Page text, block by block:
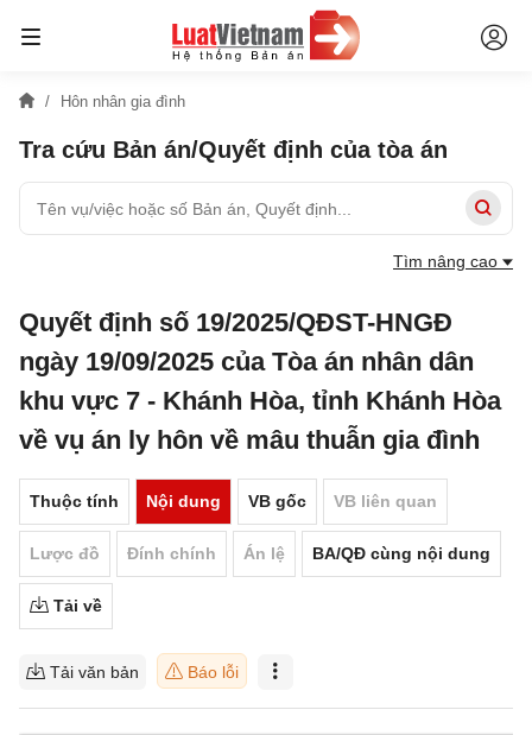
Hôn nhân gia đình
Tra cứu Bản án/Quyết định của tòa án
Tìm nâng cao
Quyết định số 19/2025/QĐST-HNGĐ
ngày 19/09/2025 của Tòa án nhân dân
khu vực 7 - Khánh Hòa, tỉnh Khánh Hòa
về vụ án ly hôn về mâu thuẫn gia đình
Thuộc tính Nội dung VB gốc VB liên quan
Lược đồ Đính chính Án lệ BA/QĐ cùng nội dung
Tải về
Tải văn bản Báo lỗi